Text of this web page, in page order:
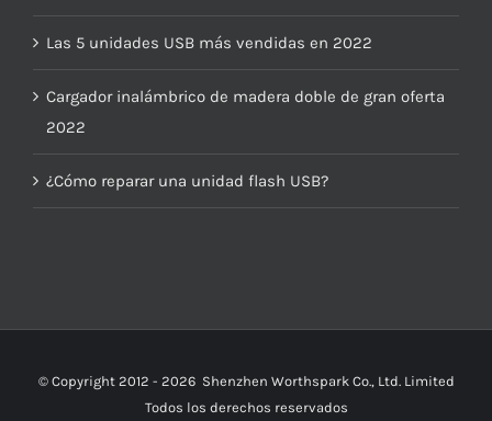
Las 5 unidades USB más vendidas en 2022
Cargador inalámbrico de madera doble de gran oferta
2022
¿Cómo reparar una unidad flash USB?
© Copyright 2012 - 2026Shenzhen Worthspark Co., Ltd. Limited
Todos los derechos reservados